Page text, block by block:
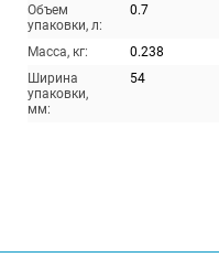
Объем
упаковки, л:
0.7
Масса, кг:
0.238
Ширина
упаковки,
мм:
54